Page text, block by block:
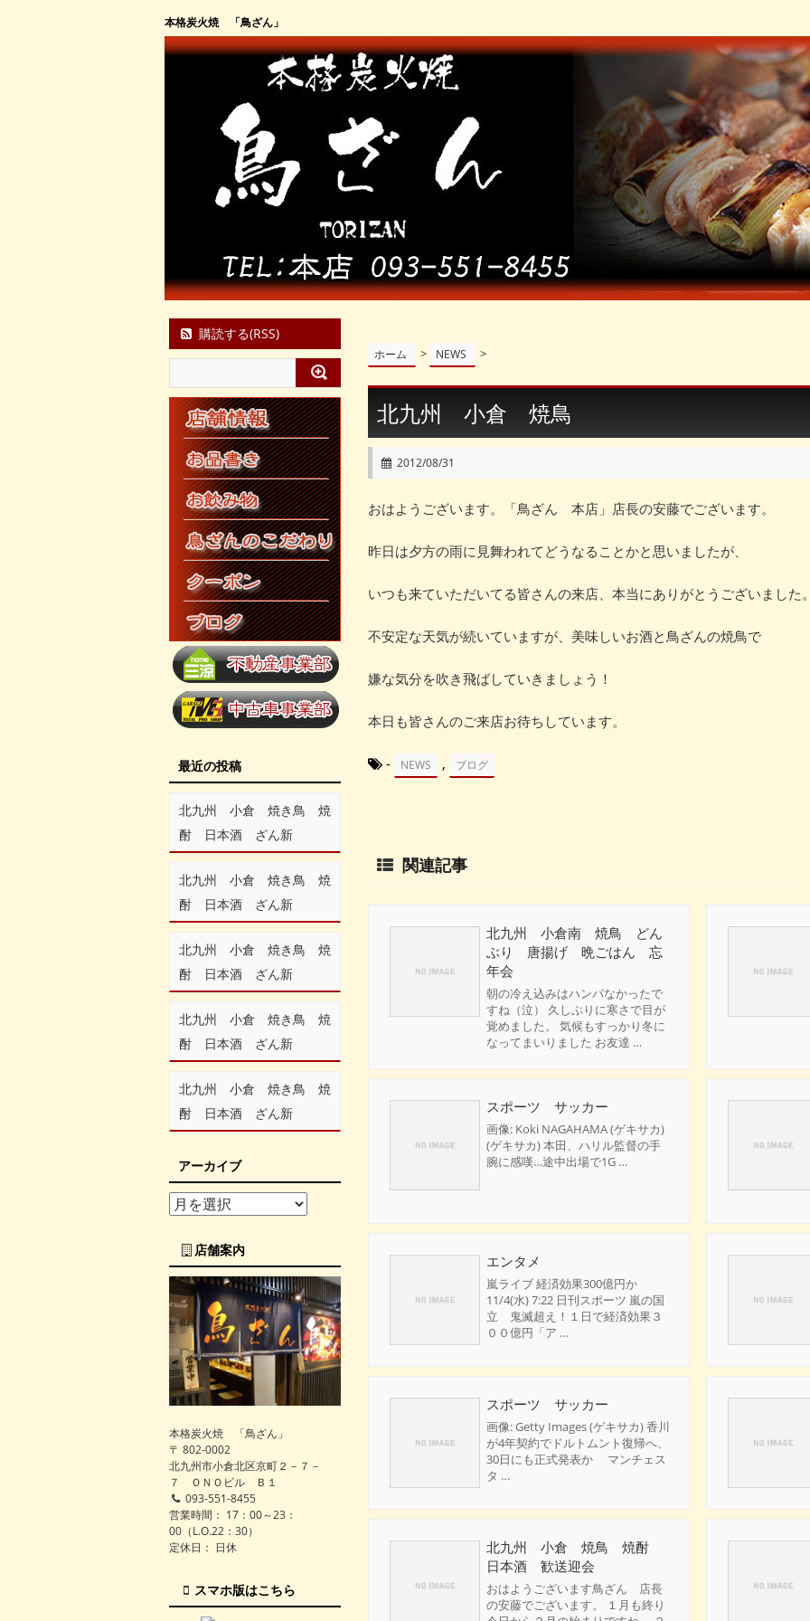
本格炭火焼 「鳥ざん」
ホーム > NEWS >
北九州 小倉 焼鳥
2012/08/31
おはようございます。「鳥ざん 本店」店長の安藤でございます。
昨日は夕方の雨に見舞われてどうなることかと思いましたが、
いつも来ていただいてる皆さんの来店、本当にありがとうございました
不安定な天気が続いていますが、美味しいお酒と鳥ざんの焼鳥で
嫌な気分を吹き飛ばしていきましょう！
本日も皆さんのご来店お待ちしています。
- NEWS , ブログ
関連記事
北九州 小倉南 焼鳥 どん
ぶり 唐揚げ 晩ごはん 忘
年会
朝の冷え込みはハンパなかったで
すね（泣） 久しぶりに寒さで目が
覚めました。 気候もすっかり冬に
なってまいりました お友達 …
スポーツ サッカー
画像: Koki NAGAHAMA (ゲキサカ)
(ゲキサカ) 本田、ハリル監督の手
腕に感嘆…途中出場で1G …
エンタメ
嵐ライブ 経済効果300億円か
11/4(水) 7:22 日刊スポーツ 嵐の国
立 鬼滅超え！１日で経済効果３
００億円「ア …
スポーツ サッカー
画像: Getty Images (ゲキサカ) 香川
が4年契約でドルトムント復帰へ、
30日にも正式発表か マンチェス
タ …
北九州 小倉 焼鳥 焼酎
日本酒 歓送迎会
おはようございます鳥ざん 店長
の安藤でございます。 １月も終り
購読する(RSS)
最近の投稿
北九州 小倉 焼き鳥 焼
酎 日本酒 ざん新
北九州 小倉 焼き鳥 焼
酎 日本酒 ざん新
北九州 小倉 焼き鳥 焼
酎 日本酒 ざん新
北九州 小倉 焼き鳥 焼
酎 日本酒 ざん新
北九州 小倉 焼き鳥 焼
酎 日本酒 ざん新
アーカイブ
店舗案内
本格炭火焼 「鳥ざん」
〒 802-0002
北九州市小倉北区京町２－７－
７ ＯＮＯビル Ｂ１
093-551-8455
営業時間： 17：00～23：
00（L.O.22：30）
定休日： 日休
スマホ版はこちら